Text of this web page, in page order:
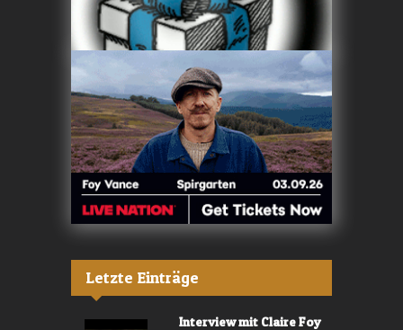
Letzte Einträge
Interview mit Claire Foy